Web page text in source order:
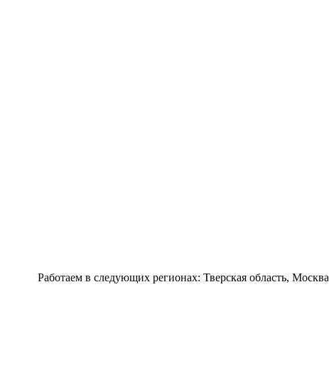
Работаем в следующих регионах: Тверская область, Москва,